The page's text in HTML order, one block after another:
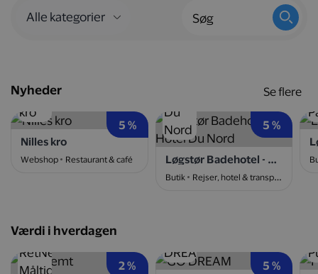
Nyheder
5 %
Nilles kro
Webshop Restaurant & café
5 %
Løgstør Badehotel - Hotel Du Nord
Butik Rejser, hotel & transport
Se flere
Værdi i hverdagen
2 % 5 %